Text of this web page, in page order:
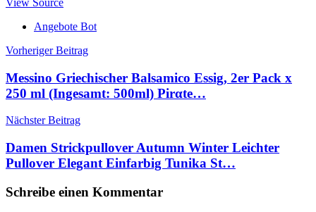
Angebote Bot
Beitragsnavigation
Vorheriger Beitrag
Messino Griechischer Balsamico Essig, 2er Pack x
250 ml (Ingesamt: 500ml) Pirαtе…
Nächster Beitrag
Damen Strickpullover Autumn Winter Leichter
Pullover Elegant Einfarbig Tunika St…
Schreibe einen Kommentar